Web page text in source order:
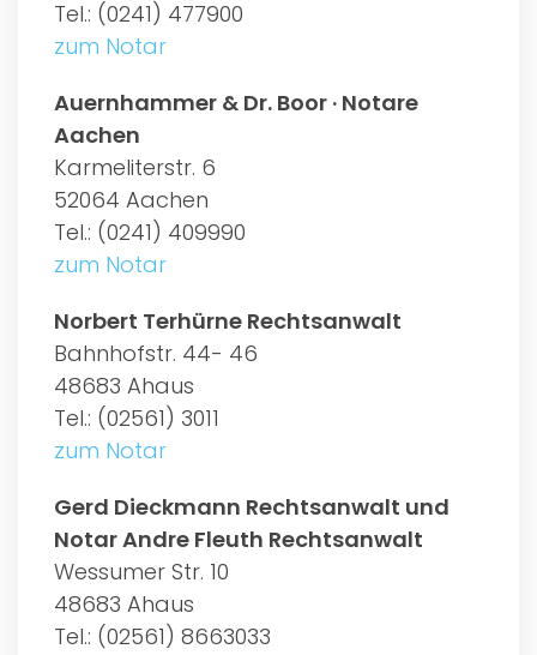
Tel.: (0241) 477900
zum Notar
Auernhammer & Dr. Boor · Notare
Aachen
Karmeliterstr. 6
52064 Aachen
Tel.: (0241) 409990
zum Notar
Norbert Terhürne Rechtsanwalt
Bahnhofstr. 44- 46
48683 Ahaus
Tel.: (02561) 3011
zum Notar
Gerd Dieckmann Rechtsanwalt und
Notar Andre Fleuth Rechtsanwalt
Wessumer Str. 10
48683 Ahaus
Tel.: (02561) 8663033